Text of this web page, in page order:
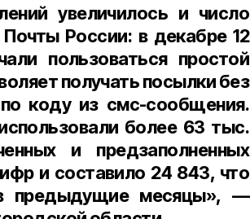
увеличилось и число
Почты России: в декабре12
пользоваться простой
получать посылки без
коду из смс-сообщения.
более 63 тыс.
и предзаполненных
и составило 24 843, что
предыдущие месяцы», —